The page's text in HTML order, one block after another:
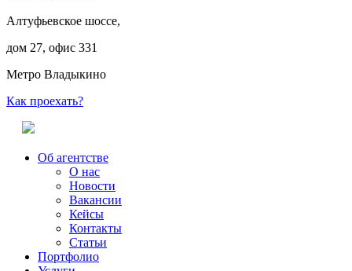
Алтуфьевское шоссе,
дом 27, офис 331
Метро Владыкино
Как проехать?
Об агентстве
О нас
Новости
Вакансии
Кейсы
Контакты
Статьи
Портфолио